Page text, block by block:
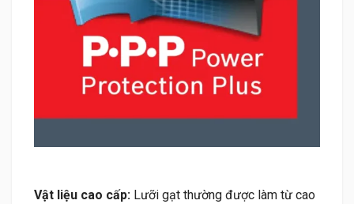
Vật liệu cao cấp: Lưỡi gạt thường được làm từ cao